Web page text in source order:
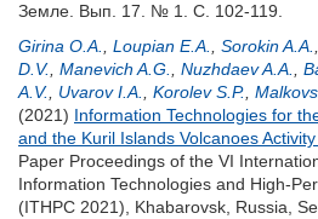
Земле. Вып. 17. № 1. С. 102-119.
Girina O.A.
Loupian E.A. Sorokin A.A.
D.V. Manevich A.G. Nuzhdaev A.A.
A.V.
Uvarov I.A. Korolev S.P.
(2021) Information Technologies for
and the Kuril Islands Volcanoes
Paper Proceedings of the VI
Information Technologies and High-
(ITHPC 2021), Khabarovsk, Russia,